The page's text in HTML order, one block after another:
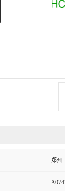
郑州